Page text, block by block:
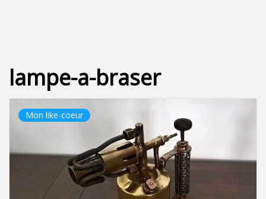
lampe-a-braser
Mon like-coeur